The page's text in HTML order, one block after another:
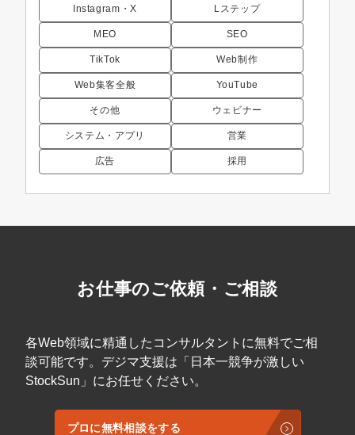
Instagram・X Lステップ
MEO SEO
TikTok Web制作
Web集客全般 YouTube
その他 ウェビナー
システム・アプリ 営業
広告 採用
お仕事のご依頼・ご相談
各Web領域に精通したコンサルタントに無料でご相
談可能です。デジマ支援は「日本一競争が激しい
StockSun」にお任せください。
プロに無料相談をする